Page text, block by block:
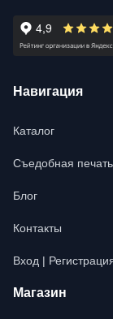
Навигация
Каталог
Съедобная печать
Блог
Контакты
Вход |
Магазин